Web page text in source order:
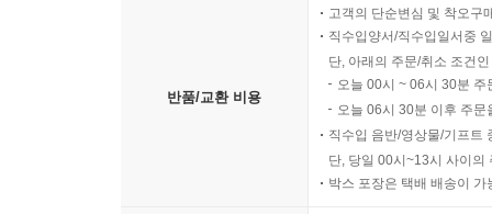
반품/교환 비용
고객의 단순변심 및 착오구
직수입양서/직수입일서중
단, 아래의 주문/취소 조건
오늘 00시 ~ 06시 30분
오늘 06시 30분 이후 주
직수입 음반/영상물/기프트
단, 당일 00시~13시 사이의
박스 포장은 택배 배송이